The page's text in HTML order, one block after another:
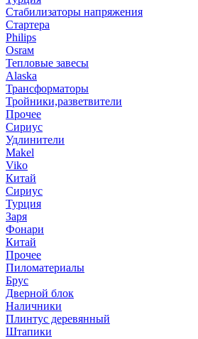
Стабилизаторы напряжения
Стартера
Philips
Оsrам
Тепловые завесы
Alaska
Трансформаторы
Тройники,разветвители
Прочее
Сириус
Удлинители
Makel
Viko
Китай
Сириус
Турция
Заря
Фонари
Китай
Прочее
Пиломатериалы
Брус
Дверной блок
Наличники
Плинтус деревянный
Штапики